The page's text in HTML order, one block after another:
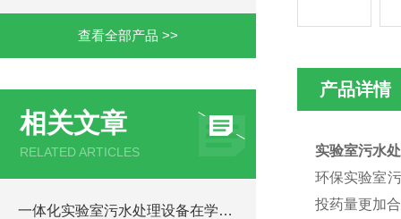
查看全部产品 >>
相关文章
RELATED ARTICLES
一体化实验室污水处理设备在学校化学实验室的应用
产品详情
实验室污水
环保实验室
投药量更加